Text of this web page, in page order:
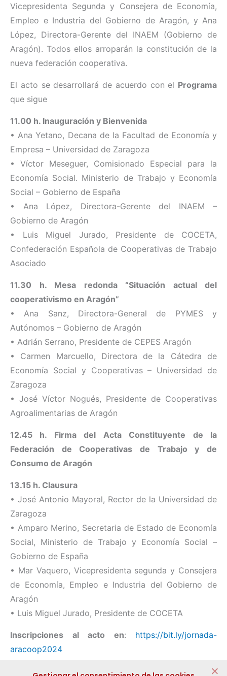
Vicepresidenta Segunda y Consejera de Economía,
Empleo e Industria del Gobierno de Aragón, y Ana
López, Directora-Gerente del INAEM (Gobierno de
Aragón). Todos ellos arroparán la constitución de la
nueva federación cooperativa.
El acto se desarrollará de acuerdo con el Programa
que sigue
11.00 h. Inauguración y Bienvenida
• Ana Yetano, Decana de la Facultad de Economía y
Empresa – Universidad de Zaragoza
• Víctor Meseguer, Comisionado Especial para la
Economía Social. Ministerio de Trabajo y Economía
Social – Gobierno de España
• Ana López, Directora-Gerente del INAEM –
Gobierno de Aragón
• Luis Miguel Jurado, Presidente de COCETA,
Confederación Española de Cooperativas de Trabajo
Asociado
11.30 h. Mesa redonda “Situación actual del
cooperativismo en Aragón”
• Ana Sanz, Directora-General de PYMES y
Autónomos – Gobierno de Aragón
• Adrián Serrano, Presidente de CEPES Aragón
• Carmen Marcuello, Directora de la Cátedra de
Economía Social y Cooperativas – Universidad de
Zaragoza
• José Víctor Nogués, Presidente de Cooperativas
Agroalimentarias de Aragón
12.45 h. Firma del Acta Constituyente de la
Federación de Cooperativas de Trabajo y de
Consumo de Aragón
13.15 h. Clausura
• José Antonio Mayoral, Rector de la Universidad de
Zaragoza
• Amparo Merino, Secretaria de Estado de Economía
Social, Ministerio de Trabajo y Economía Social –
Gobierno de España
• Mar Vaquero, Vicepresidenta segunda y Consejera
de Economía, Empleo e Industria del Gobierno de
Aragón
• Luis Miguel Jurado, Presidente de COCETA
Inscripciones al acto en: https://bit.ly/jornada-
aracoop2024